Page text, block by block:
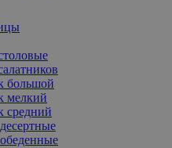
большой
мелкий
средний